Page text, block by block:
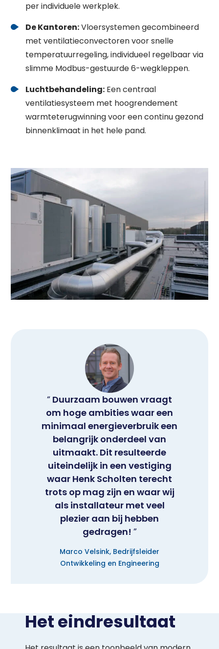
per individuele werkplek.
De Kantoren:Vloersystemen gecombineerd
met ventilatieconvectoren voor snelle
temperatuurregeling, individueel regelbaar via
slimme Modbus-gestuurde 6-wegkleppen.
Luchtbehandeling: Een centraal
ventilatiesysteem met hoogrendement
warmteterugwinning voor een continu gezond
binnenklimaat in het hele pand.
Duurzaam bouwen vraagt
om hoge ambities waar een
minimaal energieverbruik een
belangrijk onderdeel van
uitmaakt. Dit resulteerde
uiteindelijk in een vestiging
waar Henk Scholten terecht
trots op mag zijn en waar wij
als installateur met veel
plezier aan bij hebben
gedragen!
Marco Velsink, Bedrijfsleider
Ontwikkeling en Engineering
Het eindresultaat